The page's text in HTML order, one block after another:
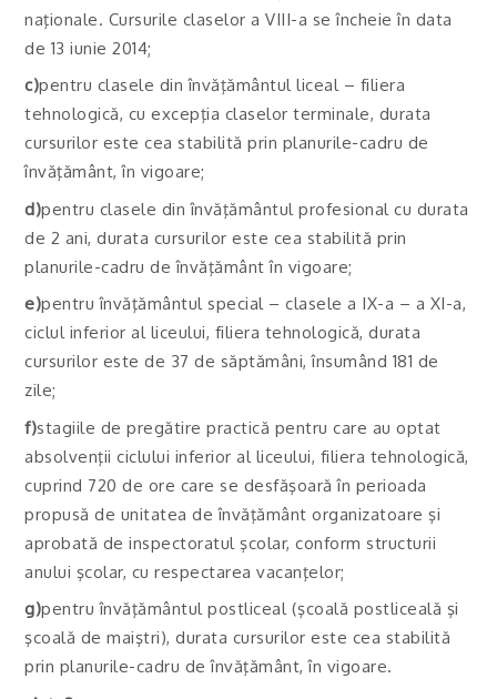
naţionale. Cursurile claselor a VIII-a se încheie în data
de 13 iunie 2014;
c)pentru clasele din învăţământul liceal – filiera
tehnologică, cu excepţia claselor terminale, durata
cursurilor este cea stabilită prin planurile-cadru de
învăţământ, în vigoare;
d)pentru clasele din învăţământul profesional cu durata
de 2 ani, durata cursurilor este cea stabilită prin
planurile-cadru de învăţământ în vigoare;
e)pentru învăţământul special – clasele a IX-a – a XI-a,
ciclul inferior al liceului, filiera tehnologică, durata
cursurilor este de 37 de săptămâni, însumând 181 de
zile;
f)stagiile de pregătire practică pentru care au optat
absolvenţii ciclului inferior al liceului, filiera tehnologică,
cuprind 720 de ore care se desfăşoară în perioada
propusă de unitatea de învăţământ organizatoare şi
aprobată de inspectoratul şcolar, conform structurii
anului şcolar, cu respectarea vacanţelor;
g)pentru învăţământul postliceal (şcoală postliceală şi
şcoală de maiştri), durata cursurilor este cea stabilită
prin planurile-cadru de învăţământ, în vigoare.